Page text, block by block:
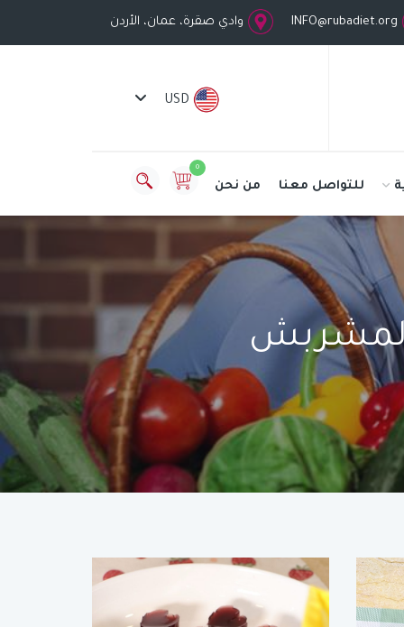
INFO@rubadiet.org وادي صقرة، عمان، الأردن
USD
0
للتواصل معنا من نحن
المشربش